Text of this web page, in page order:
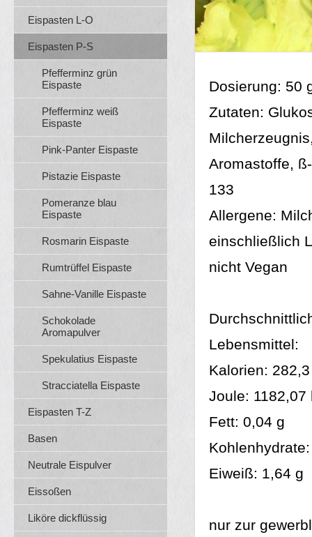
Eispasten L-O
Eispasten P-S
Pfefferminz grün
Eispaste
Pfefferminz weiß
Eispaste
Pink-Panter Eispaste
Pistazie Eispaste
Pomeranze blau
Eispaste
Rosmarin Eispaste
Rumtrüffel Eispaste
Sahne-Vanille Eispaste
Schokolade
Aromapulver
Spekulatius Eispaste
Stracciatella Eispaste
Eispasten T-Z
Basen
Neutrale Eispulver
Eissoßen
Liköre dickflüssig
Dosierung: 50
Zutaten:
Aromastoffe,
133
Allergene:
einschließlich
nicht Vegan
Lebensmittel:
Kalorien:
Joule: 1182,07
Fett: 0,04 g
Eiweiß: 1,64 g
nur zur